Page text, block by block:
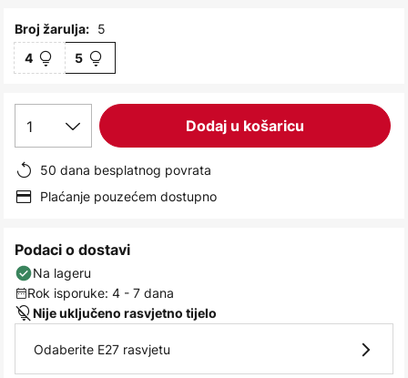
Broj žarulja: 5
4 5
1 Dodaj u košaricu
50 dana besplatnog povrata
Plaćanje pouzećem dostupno
Podaci o dostavi
Na lageru
Rok isporuke: 4 - 7 dana
Nije uključeno rasvjetno tijelo
Odaberite E27 rasvjetu